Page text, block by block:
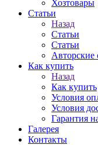
Хозтовары
Статьи
Назад
Статьи
Статьи
Авторские
Как купить
Назад
Как купить
Условия
Условия
Гарантия
Галерея
Контакты